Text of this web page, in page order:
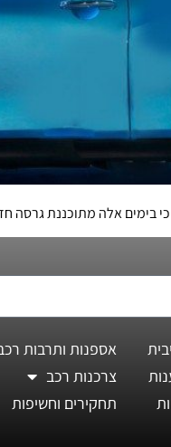
מתוכננת גרסה חדשה ל"מיני"
אספנות ותרבות
צרכנות רכב
תחקירים וחשיפות